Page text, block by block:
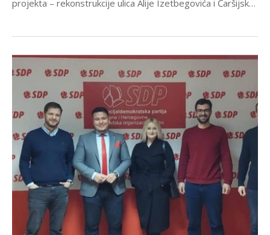
projekta – rekonstrukcije ulica Alije Izetbegovića i Čaršijska.